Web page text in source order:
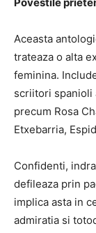
Aceasta
trateaza o alta
feminina.
scriitori spanioli
precum Rosa
Etxebarria,
Confidenti,
defileaza prin
implica asta in
admiratia si